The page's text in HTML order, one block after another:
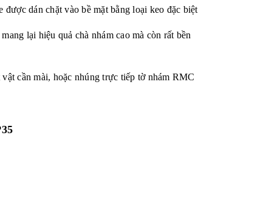
dán chặt vào bề mặt bằng loại keo đặc biệt
lại hiệu quả chà nhám cao mà còn rất bền
cần mài, hoặc nhúng trực tiếp tờ nhám RMC